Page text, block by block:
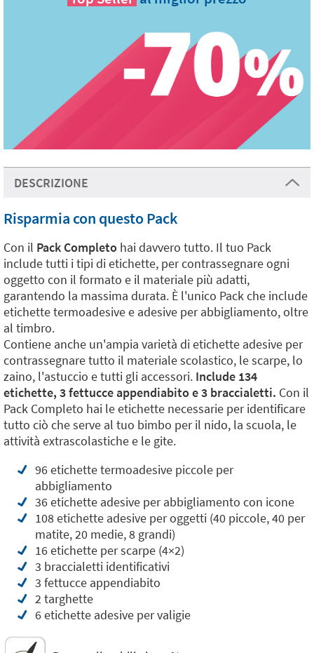
DESCRIZIONE
Risparmia con questo Pack
Con il Pack Completo hai davvero tutto. Il tuo Pack
include tutti i tipi di etichette, per contrassegnare ogni
oggetto con il formato e il materiale più adatti,
garantendo la massima durata. È l'unico Pack che include
etichette termoadesive e adesive per abbigliamento, oltre
al timbro.
Contiene anche un'ampia varietà di etichette adesive per
contrassegnare tutto il materiale scolastico, le scarpe, lo
zaino, l'astuccio e tutti gli accessori. Include 134
etichette, 3 fettucce appendiabito e 3 braccialetti. Con il
Pack Completo hai le etichette necessarie per identificare
tutto ciò che serve al tuo bimbo per il nido, la scuola, le
attività extrascolastiche e le gite.
96 etichette termoadesive piccole per
abbigliamento
36 etichette adesive per abbigliamento con icone
108 etichette adesive per oggetti (40 piccole, 40 per
matite, 20 medie, 8 grandi)
16 etichette per scarpe (4×2)
3 braccialetti identificativi
3 fettucce appendiabito
2 targhette
6 etichette adesive per valigie